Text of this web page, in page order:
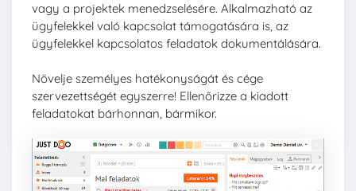
vagy a projektek menedzselésére. Alkalmazható az
ügyfelekkel való kapcsolat támogatására is, az
ügyfelekkel kapcsolatos feladatok dokumentálására.
Növelje személyes hatékonyságát és cége
szervezettségét egyszerre! Ellenőrizze a kiadott
feladatokat bárhonnan, bármikor.